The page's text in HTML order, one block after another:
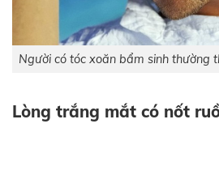
Người có tóc xoăn bẩm sinh thường
Lòng trắng mắt có nốt